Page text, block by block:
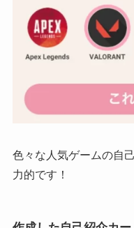
色々な人気ゲームの自
力的です！